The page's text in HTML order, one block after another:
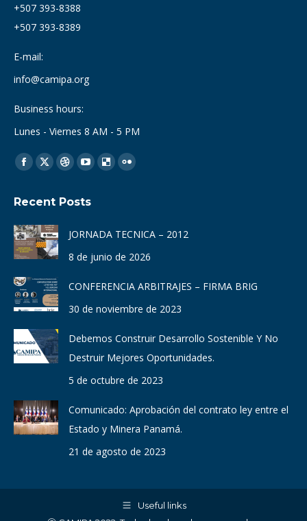
+507 393-8388
+507 393-8389
E-mail:
info@camipa.org
Business hours:
Lunes - Viernes 8 AM - 5 PM
Find us on:
Facebook
opens
in
new
window
X
opens
in
new
window
Dribbble
opens
new
window
YouTube
opens
new
window
Delicious
new
window
Flickr
new
window
Recent Posts
JORNADA TECNICA – 2012
8 de junio de 2026
CONFERENCIA ARBITRAJES – FIRMA BRIG
30 de noviembre de 2023
Debemos Construir Desarrollo Sostenible Y No
Destruir Mejores Oportunidades.
5 de octubre de 2023
Comunicado: Aprobación del contrato ley entre el
Estado y Minera Panamá.
21 de agosto de 2023
Useful links